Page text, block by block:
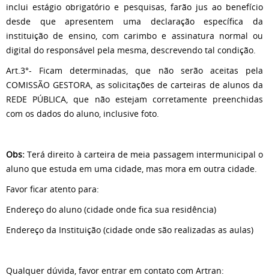
inclui estágio obrigatório e pesquisas, farão jus ao benefício
desde que apresentem uma declaração específica da
instituição de ensino, com carimbo e assinatura normal ou
digital do responsável pela mesma, descrevendo tal condição.
Art.3°- Ficam determinadas, que não serão aceitas pela
COMISSÃO GESTORA, as solicitações de carteiras de alunos da
REDE PÚBLICA, que não estejam corretamente preenchidas
com os dados do aluno, inclusive foto.
Obs: Terá direito à carteira de meia passagem intermunicipal o
aluno que estuda em uma cidade, mas mora em outra cidade.
Favor ficar atento para:
Endereço do aluno (cidade onde fica sua residência)
Endereço da Instituição (cidade onde são realizadas as aulas)
Qualquer dúvida, favor entrar em contato com Artran: